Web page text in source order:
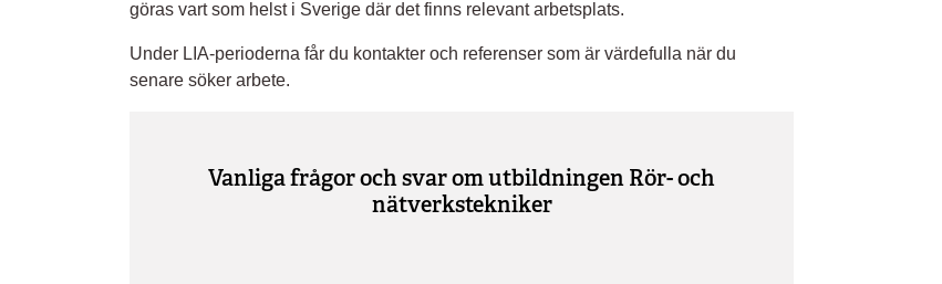
göras vart som helst i Sverige där det finns relevant arbetsplats.
Under LIA-perioderna får du kontakter och referenser som är värdefulla när du
senare söker arbete.
Vanliga frågor och svar om utbildningen Rör- och
nätverkstekniker